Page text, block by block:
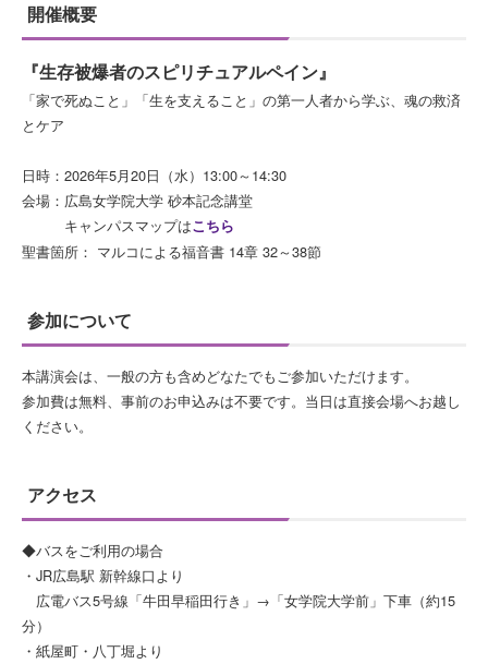
開催概要
『生存被爆者のスピリチュアルペイン』
「家で死ぬこと」「生を支えること」の第一人者から学ぶ、魂の救済
とケア
日時：2026年5月20日（水）13:00～14:30
会場：広島女学院大学 砂本記念講堂
キャンパスマップはこちら
聖書箇所： マルコによる福音書 14章 32～38節
参加について
本講演会は、一般の方も含めどなたでもご参加いただけます。
参加費は無料、事前のお申込みは不要です。当日は直接会場へお越し
ください。
アクセス
◆バスをご利用の場合
・JR広島駅 新幹線口より
広電バス5号線「牛田早稲田行き」→「女学院大学前」下車（約15
分）
・紙屋町・八丁堀より